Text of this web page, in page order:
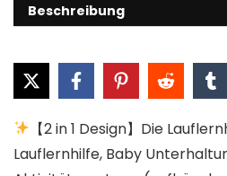
Beschreibung
【2 in 1 Design】Die
Lauflernhilfe, Baby